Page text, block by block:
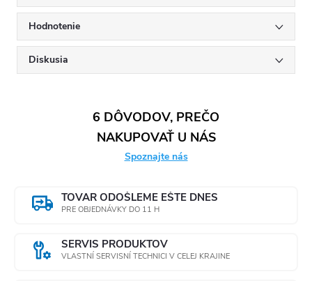
Hodnotenie
Diskusia
6 DÔVODOV, PREČO
NAKUPOVAŤ U NÁS
Spoznajte nás
TOVAR ODOŠLEME EŠTE DNES
PRE OBJEDNÁVKY DO 11 H
SERVIS PRODUKTOV
VLASTNÍ SERVISNÍ TECHNICI V CELEJ KRAJINE